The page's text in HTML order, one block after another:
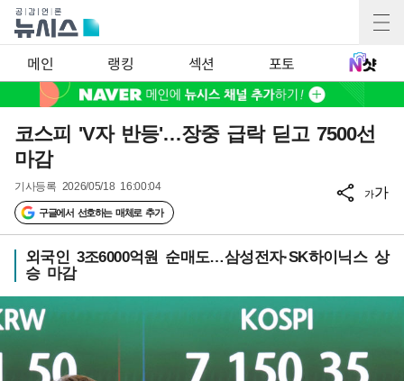
메인 랭킹 섹션 포토
코스피 'V자 반등'…장중 급락 딛고 7500선
마감
기사등록 2026/05/18 16:00:04
구글에서 선호하는 매체로 추가
가가
외국인 3조6000억원 순매도…삼성전자·SK하이닉스 상
승 마감